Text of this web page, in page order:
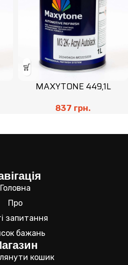
MAXYTONE 449,1L
837 грн.
Головна
Про
запитання
бажань
кошик